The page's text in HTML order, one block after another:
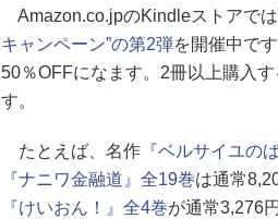
Amazon.co.jpのKindleストアで
キャンペーン”の第2弾を開催中で
50％OFFになます。2冊以上購入
す。
たとえば、名作 『ベルサイユの
『ナニワ金融道』全19巻は通常
『けいおん！』全4巻が通常3,276